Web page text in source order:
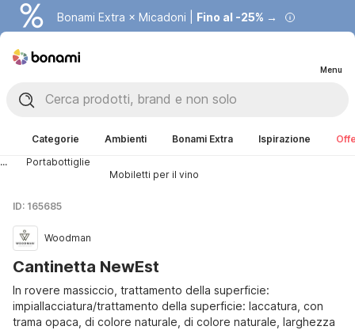
Bonami Extra × Micadoni | Fino al -25% →
Menu
Categorie Ambienti Bonami Extra Ispirazione
...
Portabottiglie
Mobiletti per il vino
ID: 165685
Woodman
Cantinetta NewEst
In rovere massiccio, trattamento della superficie:
impiallacciatura/trattamento della superficie: laccatura, con
trama opaca, di colore naturale, di colore naturale, larghezza